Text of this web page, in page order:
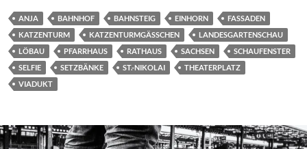
ANJA BAHNHOF BAHNSTEIG EINHORN
FASSADEN
KATZENTURM
KATZENTURMGÄSSCHEN
LANDESGARTENSCHAU
LÖBAU
PFARRHAUS RATHAUS SACHSEN
SCHAUFENSTER
SELFIE
SETZBÄNKE ST.-NIKOLAI
THEATERPLATZ
VIADUKT